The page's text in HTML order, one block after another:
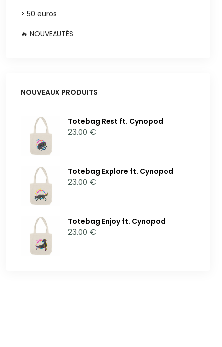
> 50 euros
🔥 NOUVEAUTÉS
NOUVEAUX PRODUITS
Totebag Rest ft. Cynopod
23.00 €
Totebag Explore ft. Cynopod
23.00 €
Totebag Enjoy ft. Cynopod
23.00 €